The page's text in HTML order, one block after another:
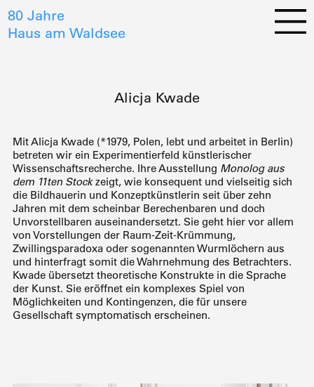
80 Jahre
Haus am Waldsee
Alicja Kwade
Mit Alicja Kwade (*1979, Polen, lebt und arbeitet in Berlin)
betreten wir ein Experimentierfeld künstlerischer
Wissenschaftsrecherche. Ihre Ausstellung Monolog aus
dem 11ten Stockzeigt, wie konsequent und vielseitig sich
die Bildhauerin und Konzeptkünstlerin seit über zehn
Jahren mit dem scheinbar Berechenbaren und doch
Unvorstellbaren auseinandersetzt. Sie geht hier vor allem
von Vorstellungen der Raum-Zeit-Krümmung,
Zwillingsparadoxa oder sogenannten Wurmlöchern aus
und hinterfragt somit die Wahrnehmung des Betrachters.
Kwade übersetzt theoretische Konstrukte in die Sprache
der Kunst. Sie eröffnet ein komplexes Spiel von
Möglichkeiten und Kontingenzen, die für unsere
Gesellschaft symptomatisch erscheinen.